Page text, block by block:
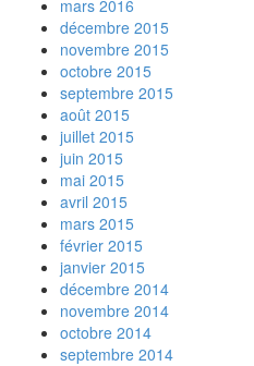
mars 2016
décembre 2015
novembre 2015
octobre 2015
septembre 2015
août 2015
juillet 2015
juin 2015
mai 2015
avril 2015
mars 2015
février 2015
janvier 2015
décembre 2014
novembre 2014
octobre 2014
septembre 2014